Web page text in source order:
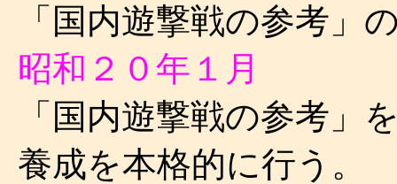
「国内遊撃戦の参考」
昭和２０年１月
「国内遊撃戦の参考」
養成を本格的に行う。